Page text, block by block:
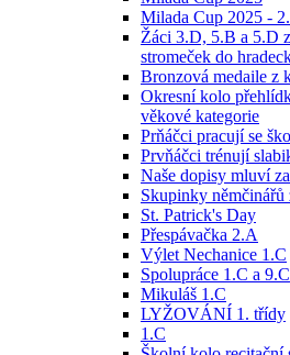
Milada Cup 2025 -
Žáci 3.D, 5.B a 5.D
stromeček do
Bronzová medaile z
Okresní kolo
věkové kategorie
Prňáčci pracují se
Prvňáčci trénují
Naše dopisy mluví
Skupinky
St. Patrick's Day
Přespávačka 2.A
Výlet Nechanice 1.C
Spolupráce 1.C a 9.C
Mikuláš 1.C
LYŽOVÁNÍ 1. třídy
1.C